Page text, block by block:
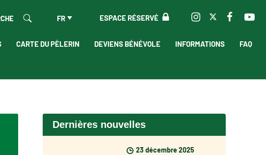
ESPACE RÉSERVÉ
FR
CARTE DU PÈLERIN DEVIENS BÉNÉVOLE INFORMATIONS FAQ
Dernières nouvelles
23 décembre 2025